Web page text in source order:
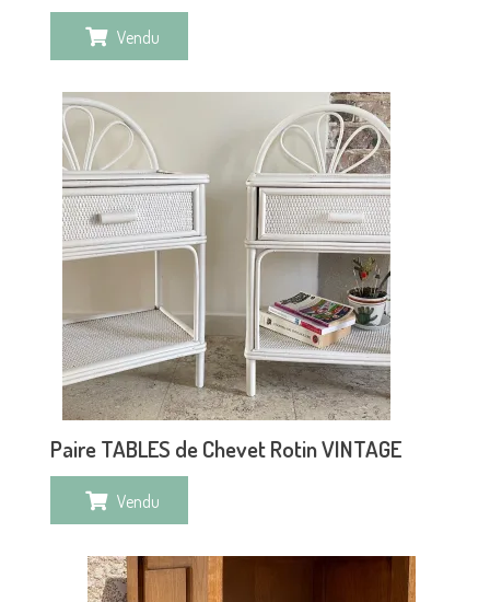
Vendu
Paire TABLES de Chevet Rotin VINTAGE
Vendu